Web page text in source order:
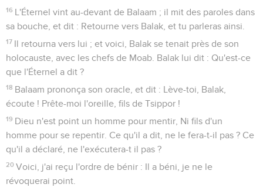
16 L'Éternel vint au-devant de Balaam ; il mit des paroles dans
sa bouche, et dit : Retourne vers Balak, et tu parleras ainsi.
17 Il retourna vers lui ; et voici, Balak se tenait près de son
holocauste, avec les chefs de Moab. Balak lui dit : Qu'est-ce
que l'Éternel a dit ?
18 Balaam prononça son oracle, et dit : Lève-toi, Balak,
écoute ! Prête-moi l'oreille, fils de Tsippor !
19 Dieu n'est point un homme pour mentir, Ni fils d'un
homme pour se repentir. Ce qu'il a dit, ne le fera-t-il pas ? Ce
qu'il a déclaré, ne l'exécutera-t il pas ?
20 Voici, j'ai reçu l'ordre de bénir : Il a béni, je ne le
révoquerai point.